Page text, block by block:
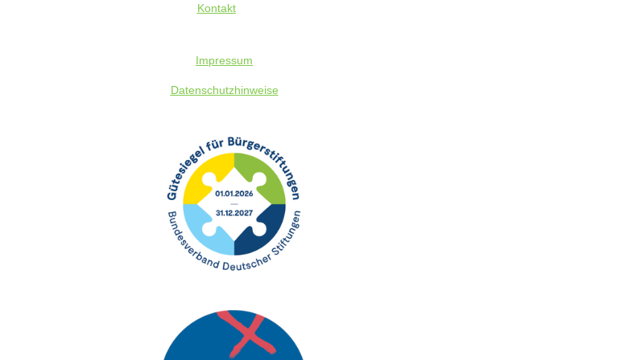
Kontakt
Impressum
Datenschutzhinweise